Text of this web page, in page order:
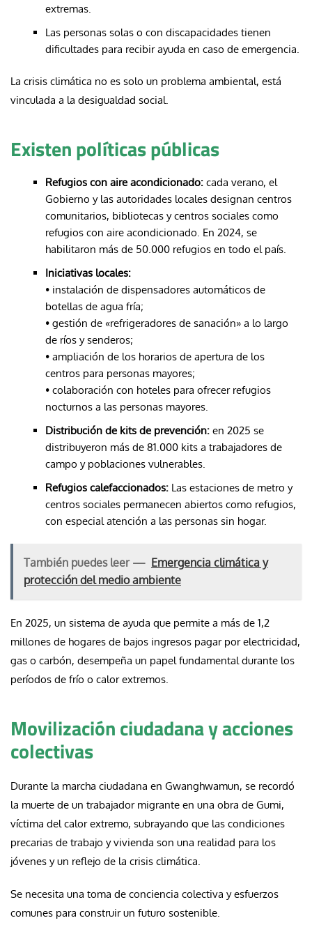
extremas.
Las personas solas o con discapacidades tienen
dificultades para recibir ayuda en caso de emergencia.
La crisis climática no es solo un problema ambiental, está
vinculada a la desigualdad social.
Existen políticas públicas
Refugios con aire acondicionado: cada verano, el
Gobierno y las autoridades locales designan centros
comunitarios, bibliotecas y centros sociales como
refugios con aire acondicionado. En 2024, se
habilitaron más de 50.000 refugios en todo el país.
Iniciativas locales:
• instalación de dispensadores automáticos de
botellas de agua fría;
• gestión de «refrigeradores de sanación» a lo largo
de ríos y senderos;
• ampliación de los horarios de apertura de los
centros para personas mayores;
• colaboración con hoteles para ofrecer refugios
nocturnos a las personas mayores.
Distribución de kits de prevención: en 2025 se
distribuyeron más de 81.000 kits a trabajadores de
campo y poblaciones vulnerables.
Refugios calefaccionados: Las estaciones de metro y
centros sociales permanecen abiertos como refugios,
con especial atención a las personas sin hogar.
También puedes leer — Emergencia climática y
protección del medio ambiente
En 2025, un sistema de ayuda que permite a más de 1,2
millones de hogares de bajos ingresos pagar por electricidad,
gas o carbón, desempeña un papel fundamental durante los
períodos de frío o calor extremos.
Movilización ciudadana y acciones
colectivas
Durante la marcha ciudadana en Gwanghwamun, se recordó
la muerte de un trabajador migrante en una obra de Gumi,
víctima del calor extremo, subrayando que las condiciones
precarias de trabajo y vivienda son una realidad para los
jóvenes y un reflejo de la crisis climática.
Se necesita una toma de conciencia colectiva y esfuerzos
comunes para construir un futuro sostenible.